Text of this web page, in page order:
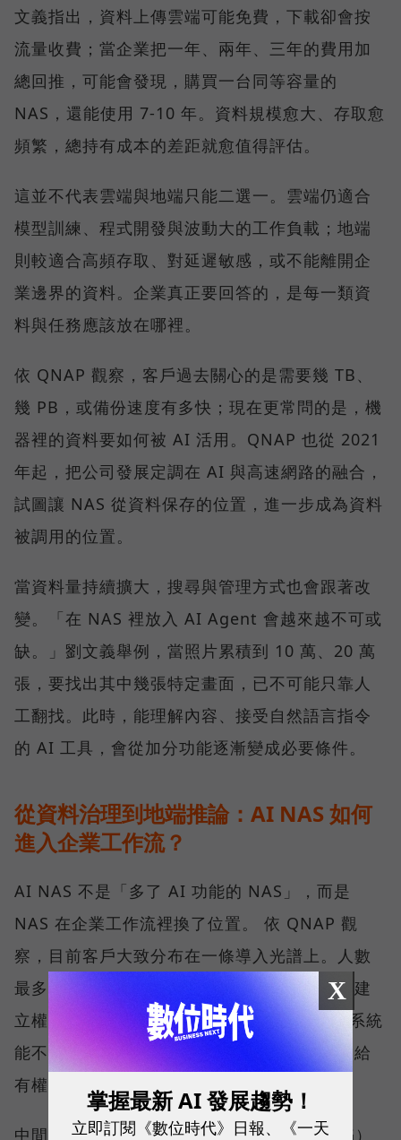
文義指出，資料上傳雲端可能免費，下載卻會按
流量收費；當企業把一年、兩年、三年的費用加
總回推，可能會發現，購買一台同等容量的
NAS，還能使用 7-10 年。資料規模愈大、存取愈
頻繁，總持有成本的差距就愈值得評估。
這並不代表雲端與地端只能二選一。雲端仍適合
模型訓練、程式開發與波動大的工作負載；地端
則較適合高頻存取、對延遲敏感，或不能離開企
業邊界的資料。企業真正要回答的，是每一類資
料與任務應該放在哪裡。
依 QNAP 觀察，客戶過去關心的是需要幾 TB、
幾 PB，或備份速度有多快；現在更常問的是，機
器裡的資料要如何被 AI 活用。QNAP 也從 2021
年起，把公司發展定調在 AI 與高速網路的融合，
試圖讓 NAS 從資料保存的位置，進一步成為資料
被調用的位置。
當資料量持續擴大，搜尋與管理方式也會跟著改
變。「在 NAS 裡放入 AI Agent 會越來越不可或
缺。」劉文義舉例，當照片累積到 10 萬、20 萬
張，要找出其中幾張特定畫面，已不可能只靠人
工翻找。此時，能理解內容、接受自然語言指令
的 AI 工具，會從加分功能逐漸變成必要條件。
從資料治理到地端推論：AI NAS 如何
進入企業工作流？
AI NAS 不是「多了 AI 功能的 NAS」，而是
NAS 在企業工作流裡換了位置。 依 QNAP 觀
察，目前客戶大致分布在一條導入光譜上。人數
最多的一群，仍在把資料集中、分類、清理與建
立權限。這一步看似與 AI 無關，卻決定後續系統
能不能找到正確資料、辨識版本，並把答案交給
有權限的人。
中間一群開始建置私有的檢索增強生成（RAG）
X
掌握最新 AI 發展趨勢！
立即訂閱《數位時代》日報、《一天